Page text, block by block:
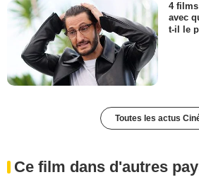
4
avec
t-il le
Toutes les actus
Ce film dans d'autres